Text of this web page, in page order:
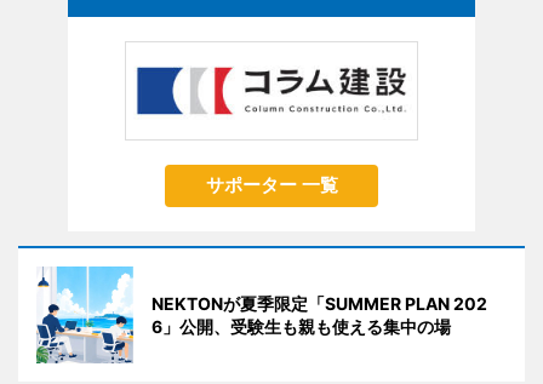
サポーター 一覧
NEKTONが夏季限定「SUMMER PLAN 202
6」公開、受験生も親も使える集中の場